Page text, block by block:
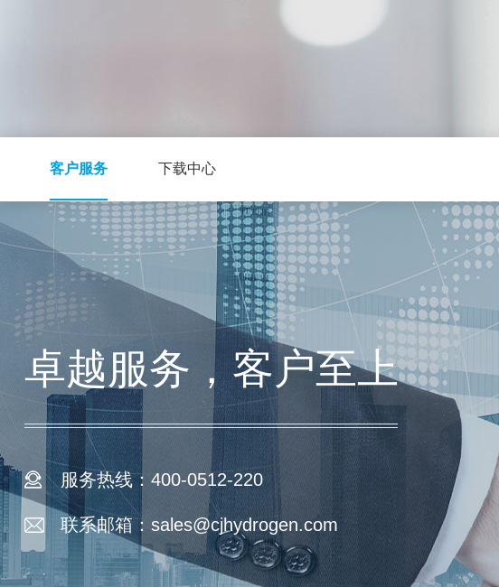
客户服务 下载中心
卓越服务，客户至上
服务热线：400-0512-220
联系邮箱：sales@cjhydrogen.com